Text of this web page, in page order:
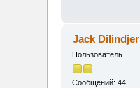
Jack Dilindjer
Пользователь
Сообщений: 44